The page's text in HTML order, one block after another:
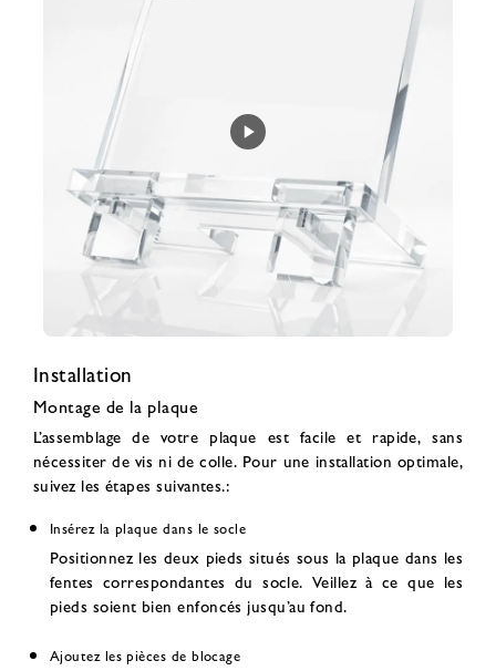
Installation
Montage de la plaque
L’assemblage de votre plaque est facile et rapide, sans
nécessiter de vis ni de colle. Pour une installation optimale,
suivez les étapes suivantes.:
Insérez la plaque dans le socle
Positionnez les deux pieds situés sous la plaque dans les
fentes correspondantes du socle. Veillez à ce que les
pieds soient bien enfoncés jusqu’au fond.
Ajoutez les pièces de blocage